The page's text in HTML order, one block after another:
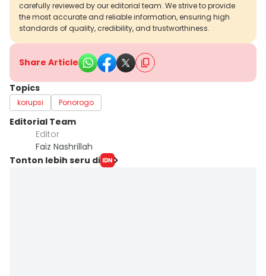
carefully reviewed by our editorial team. We strive to provide
the most accurate and reliable information, ensuring high
standards of quality, credibility, and trustworthiness.
Share Article
Topics
korupsi Ponorogo
Editorial Team
Editor
Faiz Nashrillah
Tonton lebih seru di